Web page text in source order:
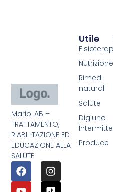
MarioLAB –
TRATTAMENTO,
RIABILITAZIONE ED
EDUCAZIONE ALLA
SALUTE
Utile
Nutrizione
Rimedi
naturali
Salute
Digiuno
Produce